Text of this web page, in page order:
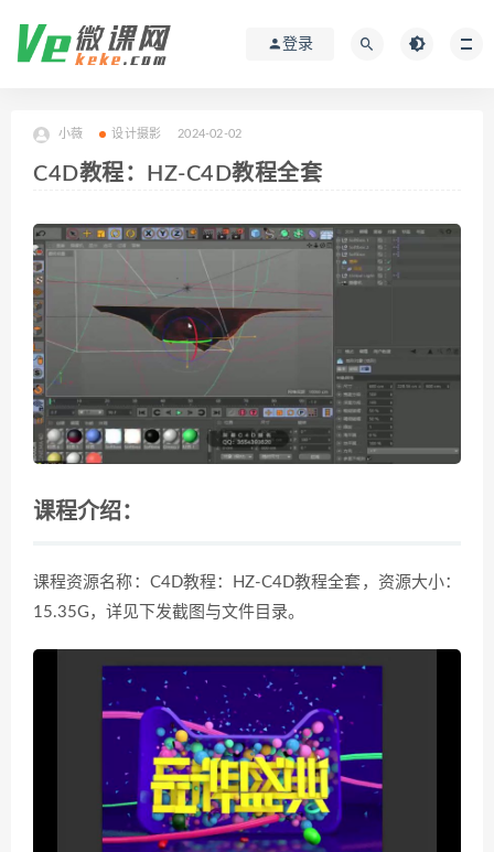
登录
小薇 设计摄影 2024-02-02
C4D教程：HZ-C4D教程全套
课程介绍：
课程资源名称：C4D教程：HZ-C4D教程全套，资源大小：
15.35G，详见下发截图与文件目录。